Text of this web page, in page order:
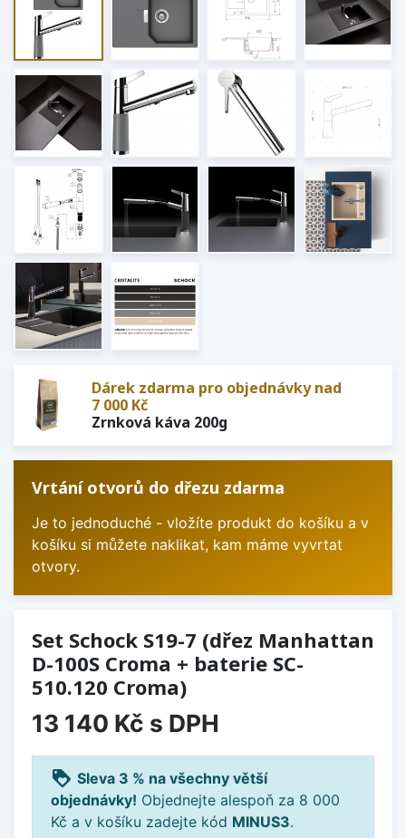
Dárek zdarma pro objednávky nad
7 000 Kč
Zrnková káva 200g
Vrtání otvorů do dřezu zdarma
Je to jednoduché - vložíte produkt do košíku a v
košíku si můžete naklikat, kam máme vyvrtat
otvory.
Set Schock S19-7 (dřez Manhattan
D-100S Croma + baterie SC-
510.120 Croma)
13 140 Kč s DPH
loyalty Sleva 3 % na všechny větší
objednávky! Objednejte alespoň za 8 000
Kč a v košíku zadejte kód MINUS3.